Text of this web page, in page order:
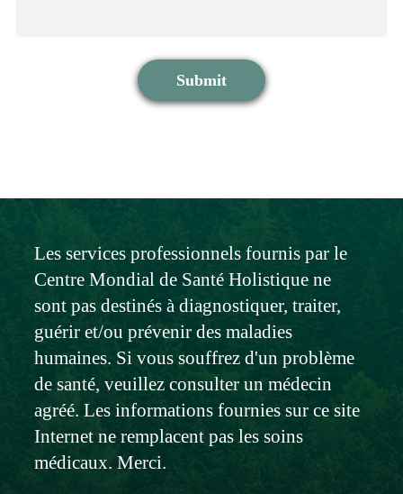
Submit
Les services professionnels fournis par le
Centre Mondial de Santé Holistique ne
sont pas destinés à diagnostiquer, traiter,
guérir et/ou prévenir des maladies
humaines. Si vous souffrez d'un problème
de santé, veuillez consulter un médecin
agréé. Les informations fournies sur ce site
Internet ne remplacent pas les soins
médicaux. Merci.